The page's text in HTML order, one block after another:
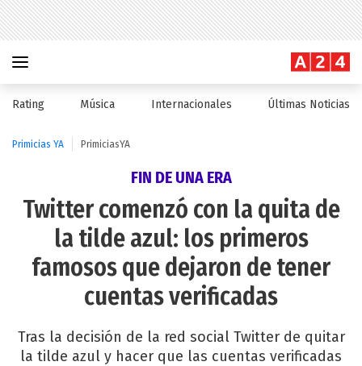
Rating Música Internacionales Últimas Noticias
Primicias YA PrimiciasYA
FIN DE UNA ERA
Twitter comenzó con la quita de
la tilde azul: los primeros
famosos que dejaron de tener
cuentas verificadas
Tras la decisión de la red social Twitter de quitar
la tilde azul y hacer que las cuentas verificadas